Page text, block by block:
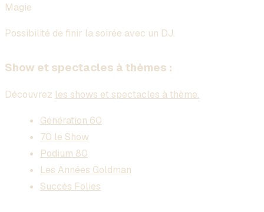
Magie
Possibilité de finir la soirée avec un DJ.
Show et spectacles à thèmes :
Découvrez les shows et spectacles à thème.
Génération 60
70 le Show
Podium 80
Les Années Goldman
Succès Folies